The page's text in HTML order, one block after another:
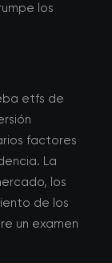
los
etfs de
factores
La
los
de los
un examen